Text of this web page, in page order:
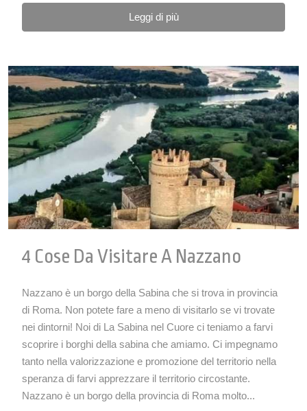
Leggi di più
4 Cose Da Visitare A Nazzano
Nazzano è un borgo della Sabina che si trova in provincia
di Roma. Non potete fare a meno di visitarlo se vi trovate
nei dintorni! Noi di La Sabina nel Cuore ci teniamo a farvi
scoprire i borghi della sabina che amiamo. Ci impegnamo
tanto nella valorizzazione e promozione del territorio nella
speranza di farvi apprezzare il territorio circostante.
Nazzano è un borgo della provincia di Roma molto...